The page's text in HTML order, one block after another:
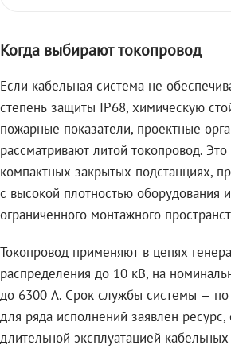
Когда выбирают токопровод
Если кабельная система не
степень защиты IP68, химическую
пожарные показатели, проектные
рассматривают литой токопровод.
компактных закрытых подстанциях,
с высокой плотностью оборудования
ограниченного монтажного
Токопровод применяют в цепях
распределения до 10 кВ, на
до 6300 А. Срок службы системы — по
для ряда исполнений заявлен
длительной эксплуатацией